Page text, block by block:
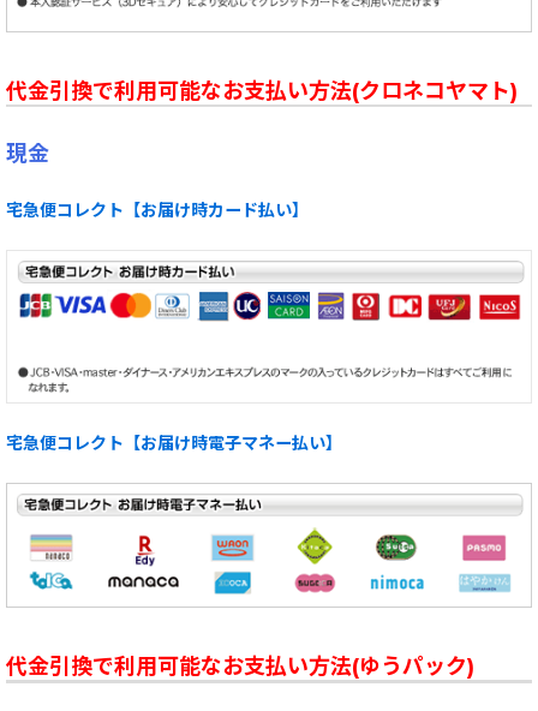
代金引換で利用可能なお支払い方法(クロネコヤマト)
現金
宅急便コレクト【お届け時カード払い】
宅急便コレクト【お届け時電子マネー払い】
代金引換で利用可能なお支払い方法(ゆうパック)